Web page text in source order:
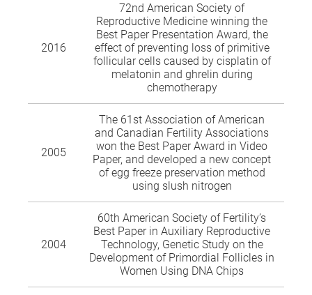
2016
72nd American Society of
Reproductive Medicine winning the
Best Paper Presentation Award, the
effect of preventing loss of primitive
follicular cells caused by cisplatin of
melatonin and ghrelin during
chemotherapy
2005
The 61st Association of American
and Canadian Fertility Associations
won the Best Paper Award in Video
Paper, and developed a new concept
of egg freeze preservation method
using slush nitrogen
2004
60th American Society of Fertility’s
Best Paper in Auxiliary Reproductive
Technology, Genetic Study on the
Development of Primordial Follicles in
Women Using DNA Chips